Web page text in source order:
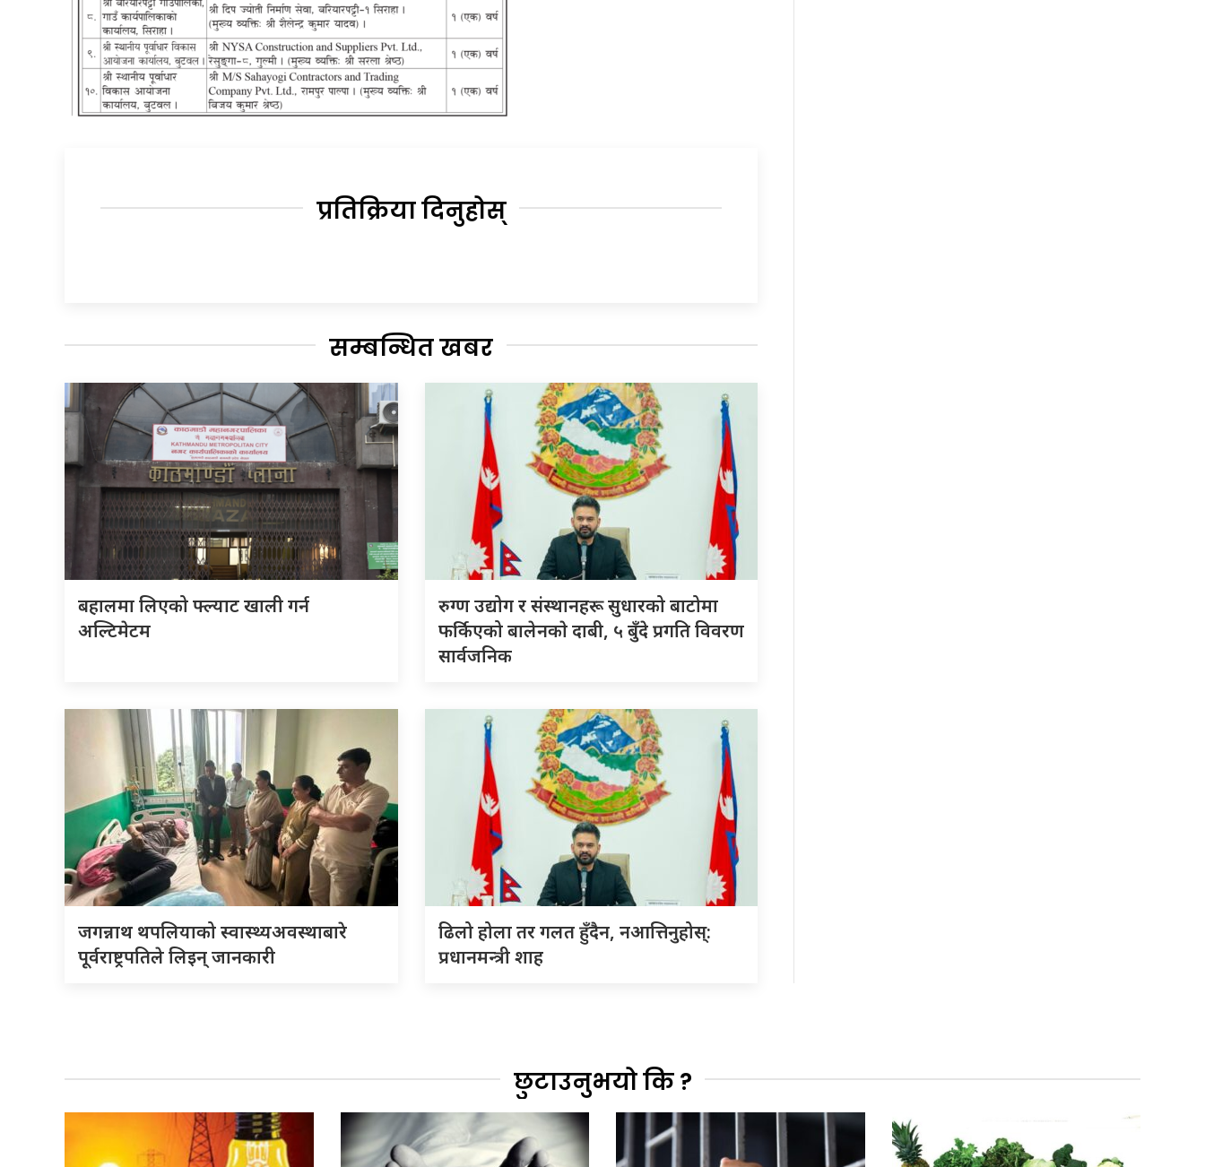
प्रतिक्रिया दिनुहोस्
सम्बन्धित खबर
बहालमा लिएको फ्ल्याट खाली गर्न
अल्टिमेटम
रुग्ण उद्योग र संस्थानहरू सुधारको बाटोमा
फर्किएको बालेनकाे दाबी, ५ बुँदे प्रगति विवरण
सार्वजनिक
जगन्नाथ थपलियाको स्वास्थ्यअवस्थाबारे
पूर्वराष्ट्रपतिले लिइन् जानकारी
ढिलो होला तर गलत हुँदैन, नआत्तिनुहोस्:
प्रधानमन्त्री शाह
छुटाउनुभयो कि ?